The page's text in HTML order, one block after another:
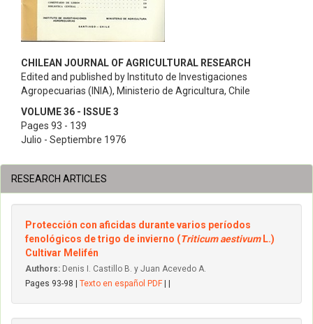
CHILEAN JOURNAL OF AGRICULTURAL RESEARCH
Edited and published by Instituto de Investigaciones
Agropecuarias (INIA), Ministerio de Agricultura, Chile
VOLUME 36 - ISSUE 3
Pages 93 - 139
Julio - Septiembre 1976
RESEARCH ARTICLES
Protección con aficidas durante varios períodos
fenológicos de trigo de invierno (Triticum aestivum L.)
Cultivar Melifén
Authors: Denis I. Castillo B. y Juan Acevedo A.
Pages 93-98 | Texto en español PDF